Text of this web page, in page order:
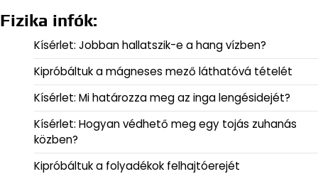
Fizika infók:
Kísérlet: Jobban hallatszik-e a hang vízben?
Kipróbáltuk a mágneses mező láthatóvá tételét
Kísérlet: Mi határozza meg az inga lengésidejét?
Kísérlet: Hogyan védhető meg egy tojás zuhanás
közben?
Kipróbáltuk a folyadékok felhajtóerejét